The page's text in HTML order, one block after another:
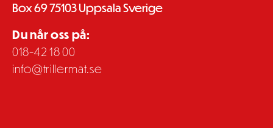
Box 69 75103 Uppsala Sverige
Du når oss på:
018-42 18 00
info@trillermat.se